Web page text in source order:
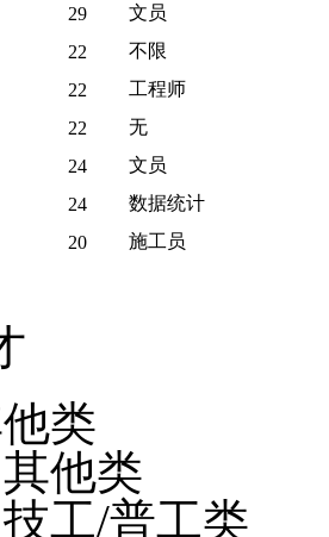
29
文员
22
不限
22
工程师
22
无
24
文员
24
数据统计
20 施工员
类
其他类
技工/普工类